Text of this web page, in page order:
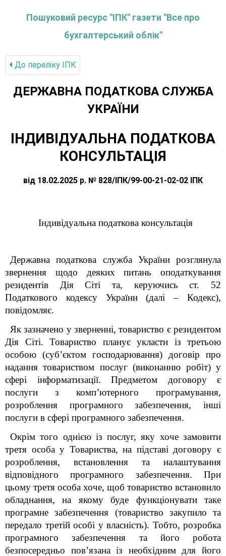
Пошуковий ресурс "ІПК" газети "Все про
бухгалтерський облік"
До переліку IПК
ДЕРЖАВНА ПОДАТКОВА СЛУЖБА
УКРАЇНИ
ІНДИВІДУАЛЬНА ПОДАТКОВА
КОНСУЛЬТАЦІЯ
від 18.02.2025 р. № 828/ІПК/99-00-21-02-02 ІПК
Індивідуальна податкова консультація
Державна податкова служба України розглянула
звернення щодо деяких питань оподаткування
резидентів Дія Сіті та, керуючись ст. 52
Податкового кодексу України (далі – Кодекс),
повідомляє.
Як зазначено у зверненні, товариство є резидентом
Дія Сіті. Товариство планує укласти із третьою
особою (суб’єктом господарювання) договір про
надання товариством послуг (виконанню робіт) у
сфері інформатизації. Предметом договору є
послуги з комп’ютерного програмування,
розроблення програмного забезпечення, інші
послуги в сфері програмного забезпечення.
Окрім того однією із послуг, яку хоче замовити
третя особа у Товариства, на підставі договору є
розроблення, встановлення та налаштування
відповідного програмного забезпечення. При
цьому третя особа хоче, щоб товариство встановило
обладнання, на якому буде функціонувати таке
програмне забезпечення (товариство закупило та
передало третій особі у власність). Тобто, розробка
програмного забезпечення та його робота
безпосередньо пов’язана із необхідним для його